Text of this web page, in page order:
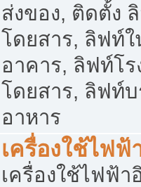
ส่งของ, ติดตั้ง
โดยสาร, ลิฟท์
อาคาร, ลิฟท์โ
โดยสาร, ลิฟท์
อาหาร
เครื่องใช้ไฟฟ้
เครื่องใช้ไฟฟ้า